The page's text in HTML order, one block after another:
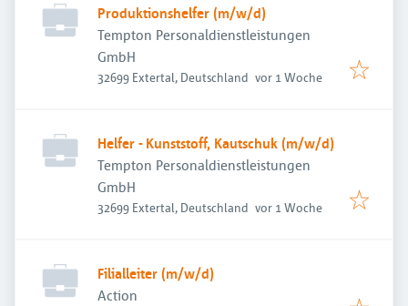
Produktionshelfer (m/w/d)
Tempton Personaldienstleistungen
GmbH
32699 Extertal, Deutschland Veröffentlicht
vor 1 Woche
Helfer - Kunststoff, Kautschuk (m/w/d)
Tempton Personaldienstleistungen
GmbH
32699 Extertal, Deutschland Veröffentlicht
vor 1 Woche
Filialleiter (m/w/d)
Action